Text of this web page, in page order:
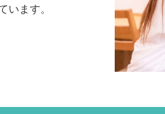
ます。